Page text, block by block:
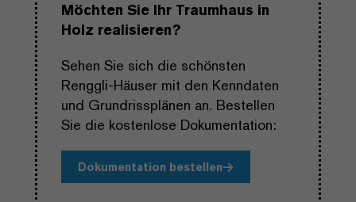
Möchten Sie Ihr Traumhaus in
Holz realisieren?
Sehen Sie sich die schönsten
Renggli-Häuser mit den Kenndaten
und Grundrissplänen an. Bestellen
Sie die kostenlose Dokumentation:
Dokumentation bestellen